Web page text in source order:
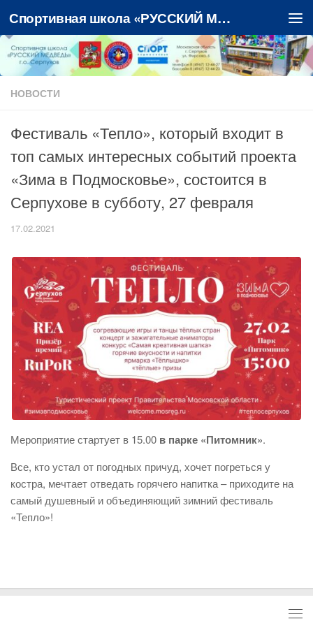
Перейти к содержимому Спортивная школа «РУССКИЙ МЕДВЕДЬ»
НОВОСТИ
Фестиваль «Тепло», который входит в
топ самых интересных событий проекта
«Зима в Подмосковье», состоится в
Серпухове в субботу, 27 февраля
17.02.2021
Мероприятие стартует в 15.00 в парке «Питомник».
Все, кто устал от погодных причуд, хочет погреться у
костра, мечтает отведать горячего напитка – приходите на
самый душевный и объединяющий зимний фестиваль
«Тепло»!